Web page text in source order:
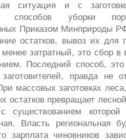
ситуация и с
способов уборки
Приказом Минприроды
остатков, вывоз их для
менее затратный, это сбор
Последний способ,
заготовителей, правда не
массовых заготовках
остатков превращает
существованием которой
Власть региональная
зарплата чиновников